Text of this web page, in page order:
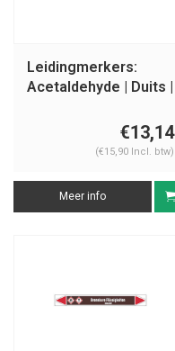
Leidingmerkers:
Acetaldehyde | Duits |
€13,14
(€15,90 Incl. btw)
Meer info